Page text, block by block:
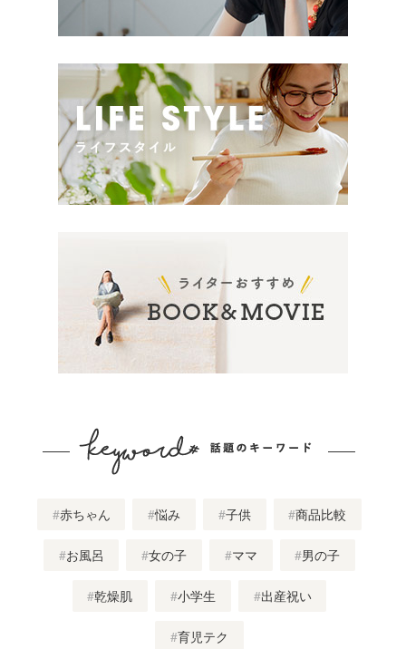
赤ちゃん 悩み 子供 商品比較
お風呂 女の子 ママ 男の子
乾燥肌 小学生 出産祝い
育児テク